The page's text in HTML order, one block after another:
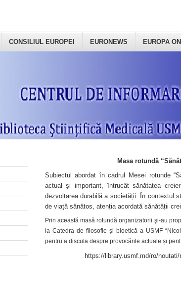
CONSILIUL EUROPEI EURONEWS EUROPA
Masa rotundă
Subiectul abordat în cadrul Mesei rotunde
actual și important, întrucât sănătatea
dezvoltarea durabilă a societății. În contextul
de viață sănătos, atenția acordată sănătății
Prin această masă rotundă organizatorii şi-au
la Catedra de filosofie și bioetică a USMF
pentru a discuta despre provocările actuale și
https://library.usmf.md/ro/